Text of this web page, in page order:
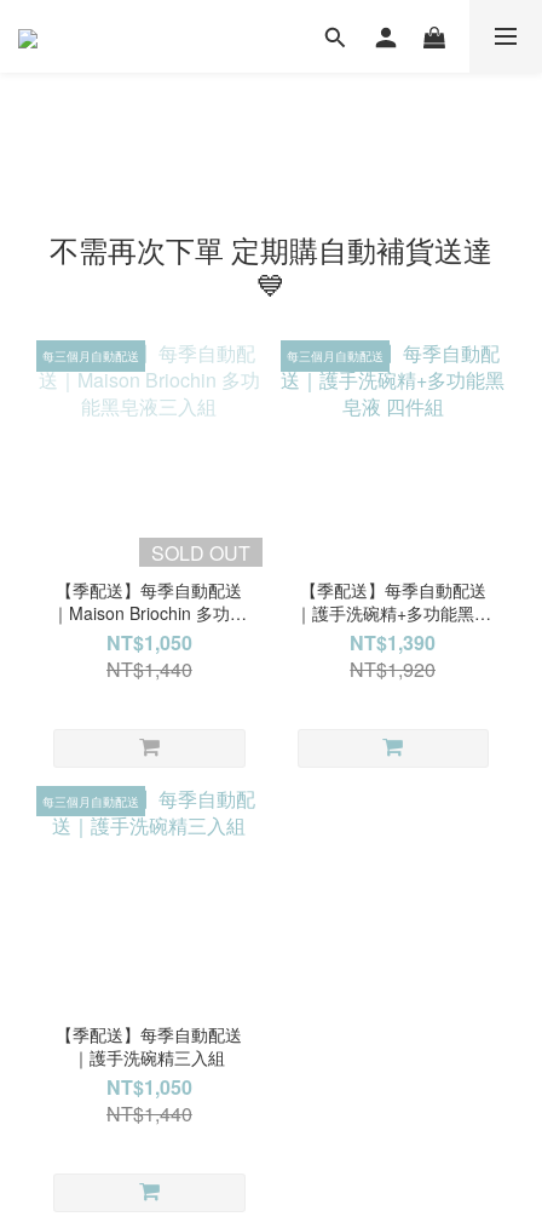
不需再次下單 定期購自動補貨送達
💙
每三個月自動配送
SOLD OUT
【季配送】每季自動配送
｜Maison Briochin 多功能
黑皂液三入組
NT$1,050
NT$1,440
每三個月自動配送
【季配送】每季自動配送
｜護手洗碗精+多功能黑皂
液 四件組
NT$1,390
NT$1,920
每三個月自動配送
【季配送】每季自動配送
｜護手洗碗精三入組
NT$1,050
NT$1,440